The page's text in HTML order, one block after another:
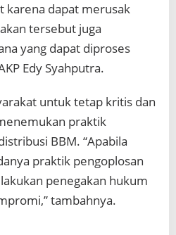
karena dapat merusak
tersebut juga
yang dapat diproses
Edy Syahputra.
untuk tetap kritis dan
praktik
BBM. “Apabila
praktik pengoplosan
penegakan hukum
tambahnya.